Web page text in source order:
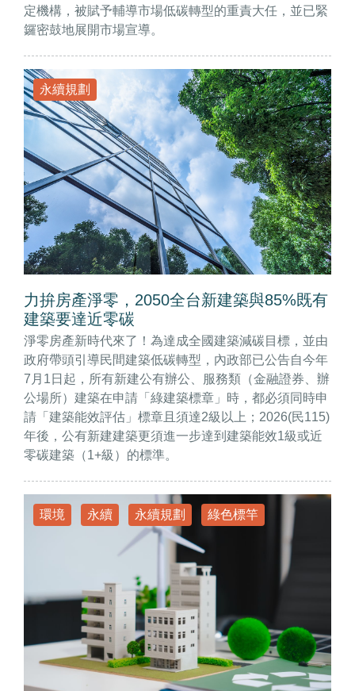
定機構，被賦予輔導市場低碳轉型的重責大任，並已緊
鑼密鼓地展開市場宣導。
永續規劃
力拚房產淨零，2050全台新建築與85%既有
建築要達近零碳
淨零房產新時代來了！為達成全國建築減碳目標，並由
政府帶頭引導民間建築低碳轉型，內政部已公告自今年
7月1日起，所有新建公有辦公、服務類（金融證券、辦
公場所）建築在申請「綠建築標章」時，都必須同時申
請「建築能效評估」標章且須達2級以上；2026(民115)
年後，公有新建建築更須進一步達到建築能效1級或近
零碳建築（1+級）的標準。
環境 永續 永續規劃 綠色標竿